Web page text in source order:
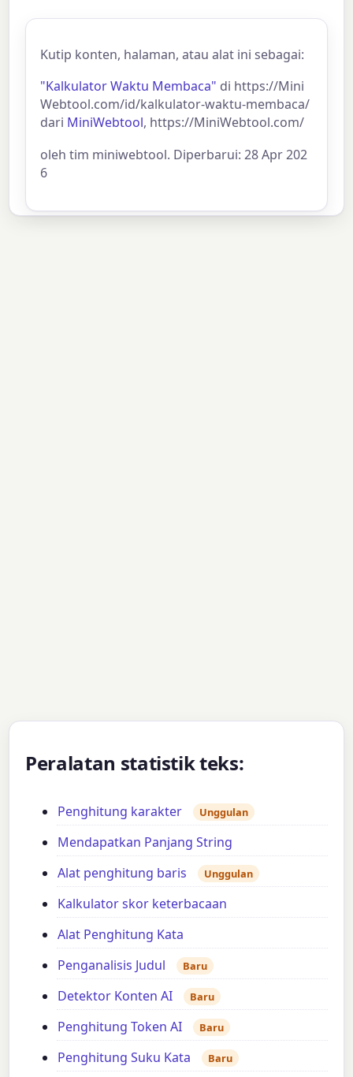
Kutip konten, halaman, atau alat ini sebagai:
"Kalkulator Waktu Membaca" di https://Mini
Webtool.com/id/kalkulator-waktu-membaca/
dari MiniWebtool, https://MiniWebtool.com/
oleh tim miniwebtool. Diperbarui: 28 Apr 202
6
Peralatan statistik teks:
Penghitung karakter Unggulan
Mendapatkan Panjang String
Alat penghitung baris
Unggulan
Kalkulator skor keterbacaan
Alat Penghitung Kata
Penganalisis Judul
Baru
Detektor Konten AI Baru
Penghitung Token AI Baru
Penghitung Suku Kata Baru